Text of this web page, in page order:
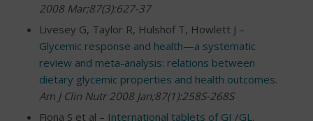
2008 Mar;87(3):627-37
Livesey G, Taylor R, Hulshof T, Howlett J –
Glycemic response and health—a systematic
review and meta-analysis: relations between
dietary glycemic properties and health outcomes.
Am J Clin Nutr 2008 Jan;87(1):258S-268S
Fiona S et al – International tablets of GI /GL.